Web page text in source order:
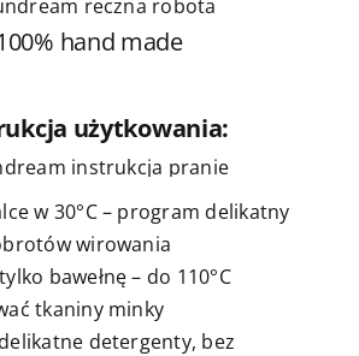
hand made
użytkowania:
w 30°C – program delikatny
wirowania
bawełnę – do 110°C
tkaniny minky
detergenty, bez